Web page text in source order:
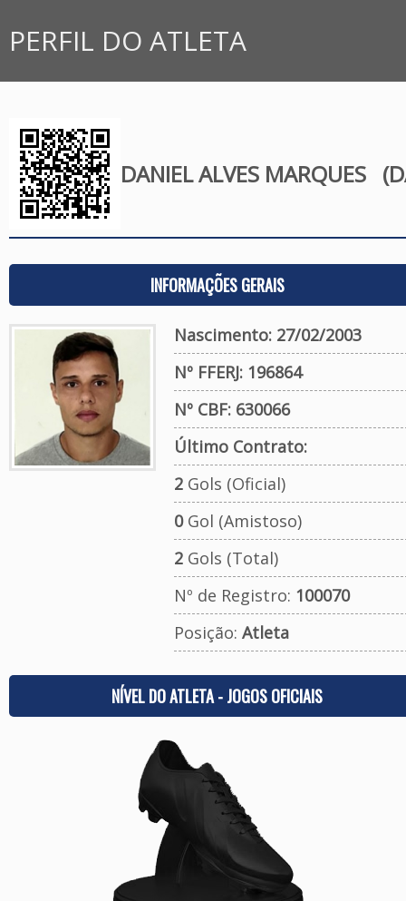
PERFIL DO ATLETA
DANIEL ALVES MARQUES
INFORMAÇÕES GERAIS
Nascimento: 27/02/2003
Nº FFERJ: 196864
Nº CBF: 630066
Último Contrato:
2Gols (Oficial)
0Gol (Amistoso)
2Gols (Total)
Nº de Registro: 100070
Posição: Atleta
NÍVEL DO ATLETA - JOGOS OFICIAIS